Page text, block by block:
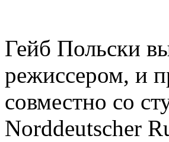
Гейб Польски
режиссером, и
совместно со
Norddeutscher